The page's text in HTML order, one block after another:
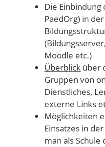
Die Einbindung
PaedOrg) in
Moodle etc.)
Überblick über
Gruppen von
Dienstliches,
externe Links
Möglichkeiten
Einsatzes in
man als Schule